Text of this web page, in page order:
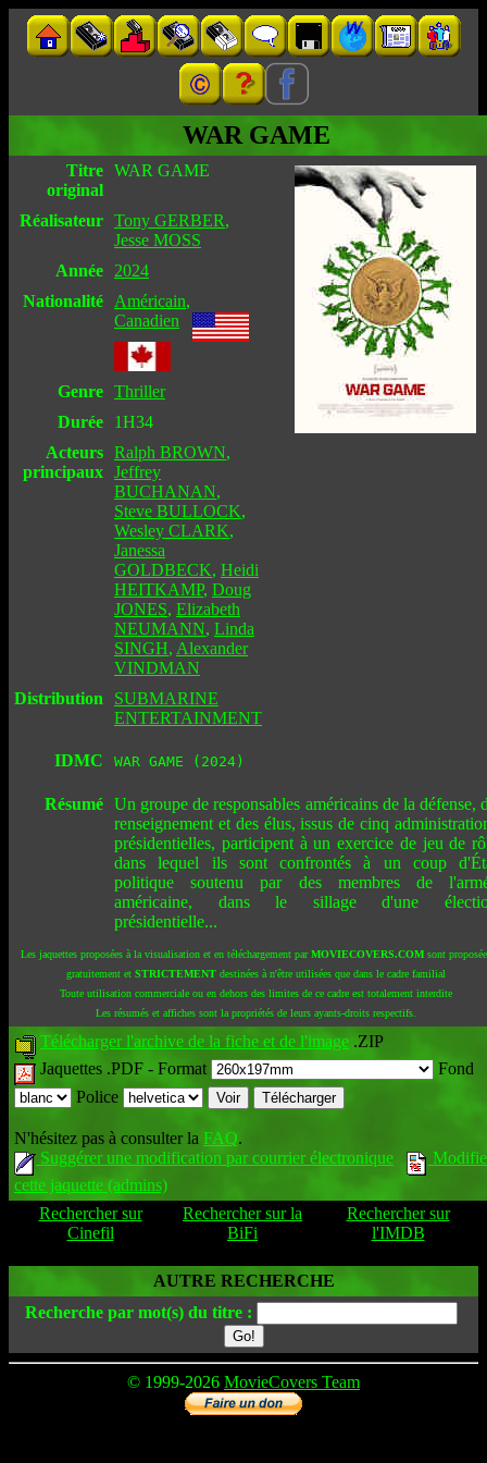
WAR GAME
Titre
original
WAR GAME
Réalisateur Tony GERBER,
Jesse MOSS
Année
2024
Nationalité
Américain,
Canadien
Genre Thriller
Durée
1H34
Acteurs
principaux
Ralph BROWN,
Jeffrey
BUCHANAN,
Steve BULLOCK,
Wesley CLARK,
Janessa
GOLDBECK, Heidi
HEITKAMP, Doug
JONES, Elizabeth
NEUMANN, Linda
SINGH, Alexander
VINDMAN
Distribution
SUBMARINE
ENTERTAINMENT
IDMC WAR GAME (2024)
Résumé Un groupe de responsables américains de la défense,
renseignement et des élus, issus de cinq
présidentielles, participent à un exercice de jeu de
dans lequel ils sont confrontés à un coup
politique soutenu par des membres de
américaine, dans le sillage d'une
présidentielle...
Les jaquettes proposées à la visualisation et en téléchargement parMOVIECOVERS.COM sont
gratuitement et STRICTEMENT destinées à n'être utilisées que dans le cadre familial
Toute utilisation commerciale ou en dehors des limites de ce cadre est totalement interdite
Les résumés et affiches sont la propriétés de leurs ayants-droits respectifs.
Télécharger l'archive de la fiche et de l'image .ZIP
Jaquettes .PDF - Format
Fond
Police
N'hésitez pas à consulter la FAQ.
Suggérer une modification par courrier électronique
cette jaquette (admins)
Rechercher sur
Cinefil
Rechercher sur la
BiFi
Rechercher sur
l'IMDB
AUTRE RECHERCHE
Recherche par mot(s) du titre :
© 1999-2026 MovieCovers Team